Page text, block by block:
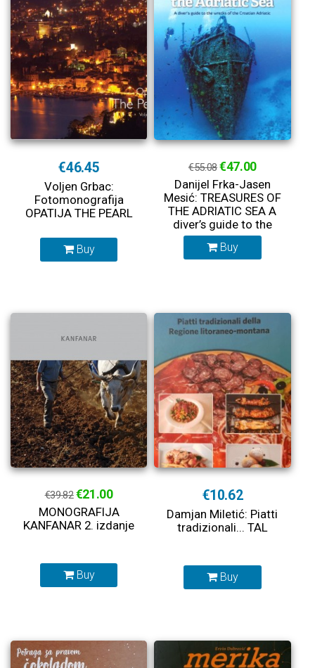
€46.45
Voljen Grbac:
Fotomonografija
OPATIJA THE PEARL
Buy
€55.08€47.00
Danijel Frka-Jasen
Mesić: TREASURES OF
THE ADRIATIC SEA A
diver’s guide to the
wrecks of the Croatian
Adriatic
Buy
€39.82€21.00
MONOGRAFIJA
KANFANAR 2. izdanje
Buy
€10.62
Damjan Miletić: Piatti
tradizionali... TAL
Buy